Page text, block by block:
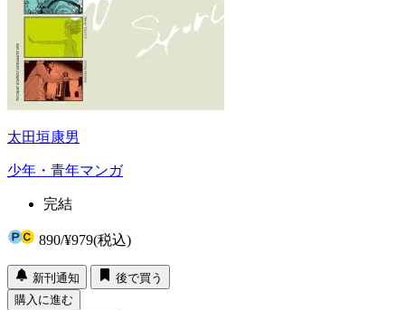
太田垣康男
少年・青年マンガ
完結
890/¥979(税込)
新刊通知
後で買う
購入に進む